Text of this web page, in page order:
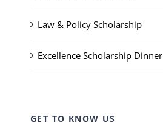
Law & Policy Scholarship
Excellence Scholarship Dinner
GET TO KNOW US